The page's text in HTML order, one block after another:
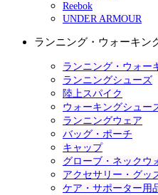
Reebok
UNDER ARMOUR
ランニング・ウォーキン
ランニング・ウォー
ランニングシューズ
陸上スパイク
ウォーキングシュー
ランニングウェア
バッグ・ポーチ
キャップ
グローブ・ネックウ
アクセサリー・グッ
ケア・サポーター用